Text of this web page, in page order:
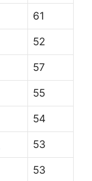
61
52
57
55
54
53
53